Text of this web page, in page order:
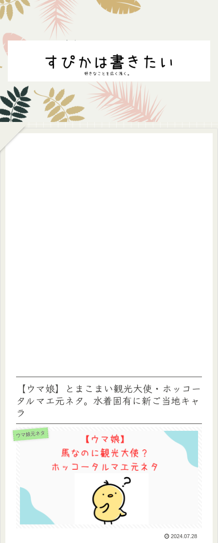
【ウマ娘】とまこまい観光大使・ホッコー
タルマエ元ネタ。水着固有に新ご当地キャ
ラ
ウマ娘元ネタ
2024.07.28